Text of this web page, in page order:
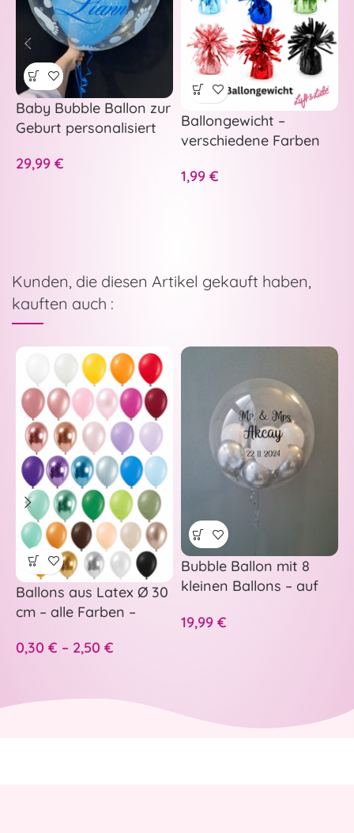
Baby Bubble Ballon zur
Geburt personalisiert
29,99 €
Ballongewicht –
verschiedene Farben
1,99 €
Kunden, die diesen Artikel gekauft haben,
kauften auch :
Ballons aus Latex Ø 30
cm – alle Farben –
0,30 € – 2,50 €
Bubble Ballon mit 8
kleinen Ballons – auf
19,99 €